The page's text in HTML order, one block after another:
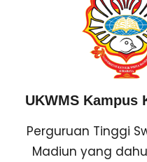
UKWMS Kampus
Perguruan Tinggi
Madiun yang